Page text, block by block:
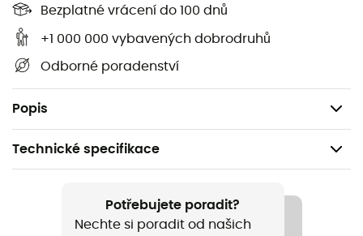
Bezplatné vrácení do 100 dnů
+1 000 000 vybavených dobrodruhů
Odborné poradenství
Popis
Oddělte hadici od vodního rezervoáru,
Oddělte ventil od úhlové části,
Vložte kartáč několikrát po celé délce hadice a
Důkladně opláchněte a nechte uschnout.
Technické specifikace
Pěší turistika / Trail / Běh / Trekking
Potřebujete poradit?
Nechte si poradit od našich